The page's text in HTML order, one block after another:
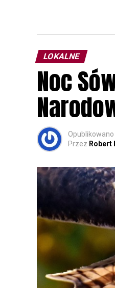
LOKALNE
Noc
Opublikowano
Przez Robert